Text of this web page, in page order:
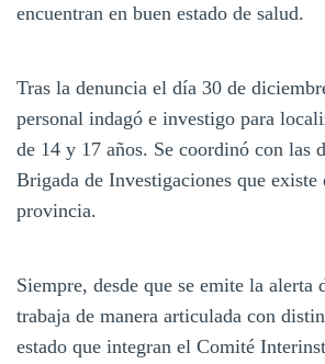
encuentran en buen estado de salud.
Tras la denuncia el día 30 de
personal indagó e investigo para
de 14 y 17 años. Se coordinó con las
Brigada de Investigaciones que
provincia.
Siempre, desde que se emite la alerta
trabaja de manera articulada con
estado que integran el Comité